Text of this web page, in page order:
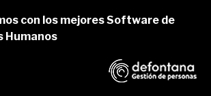
con los mejores Software de
Humanos